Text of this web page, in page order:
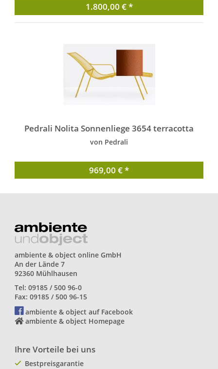
1.800,00 € *
Pedrali Nolita Sonnenliege 3654 terracotta
von Pedrali
969,00 € *
ambiente & object online GmbH
An der Lände 7
92360 Mühlhausen
Tel: 09185 / 500 96-0
Fax: 09185 / 500 96-15
ambiente & object auf Facebook
ambiente & object Homepage
Ihre Vorteile bei uns
Bestpreisgarantie